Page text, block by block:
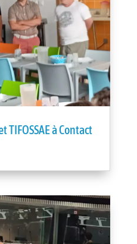
à Contact